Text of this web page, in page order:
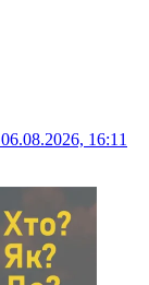
06.08.2026, 16:11